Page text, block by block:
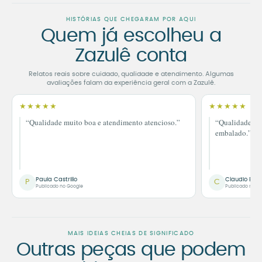
HISTÓRIAS QUE CHEGARAM POR AQUI
Quem já escolheu a
Zazulê conta
Relatos reais sobre cuidado, qualidade e atendimento. Algumas
avaliações falam da experiência geral com a Zazulê.
★★★★★
“Qualidade muito boa e atendimento atencioso.”
P Paula Castrillo
Publicado no Google
★★★★★
“Qualidade
embalado.”
C Claudio
Publicado no
MAIS IDEIAS CHEIAS DE SIGNIFICADO
Outras peças que podem